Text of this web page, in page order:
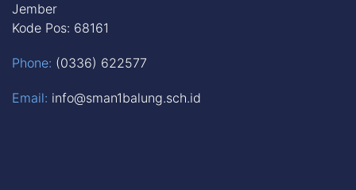
Jember
Kode Pos: 68161
Phone: (0336) 622577
Email: info@sman1balung.sch.id